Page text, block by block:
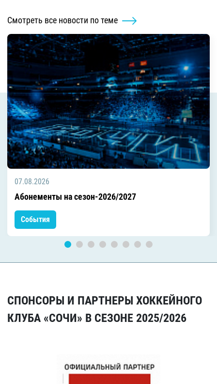
Смотреть все новости по теме
07.08.2026
Абонементы на сезон-2026/2027
События
СПОНСОРЫ И ПАРТНЕРЫ ХОККЕЙНОГО
КЛУБА «СОЧИ» В СЕЗОНЕ 2025/2026